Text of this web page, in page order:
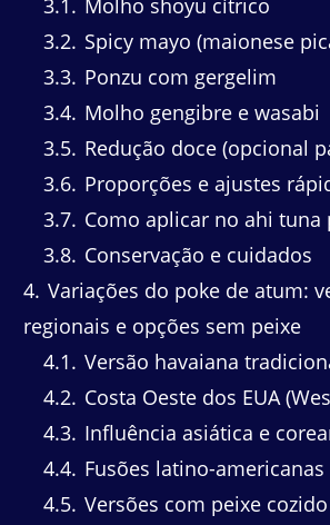
3.1
Molho shoyu cítrico
3.2 Spicy mayo (maionese
3.3 Ponzu com gergelim
3.4 Molho gengibre e wasabi
3.5 Redução doce (opcional
3.6 Proporções e ajustes
3.7 Como aplicar no ahi tuna
3.8 Conservação e cuidados
4 Variações do poke de atum:
regionais e opções sem peixe
4.1
Versão havaiana
4.2 Costa Oeste dos EUA
4.3 Influência asiática e
4.4 Fusões latino-americanas
4.5 Versões com peixe cozido